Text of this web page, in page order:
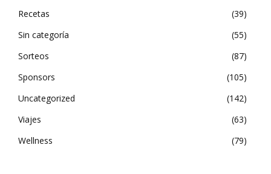
Recetas
39
Sin categoría
55
Sorteos
87
Sponsors
105
Uncategorized
142
Viajes
63
Wellness
79